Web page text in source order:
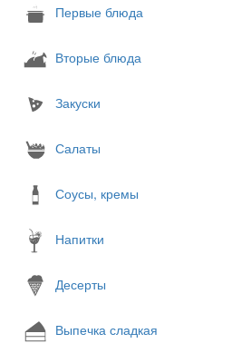
Первые блюда
Вторые блюда
Закуски
Салаты
Соусы, кремы
Напитки
Десерты
Выпечка сладкая